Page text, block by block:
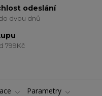
odeslání
dvou dnů
799Kč
Parametry